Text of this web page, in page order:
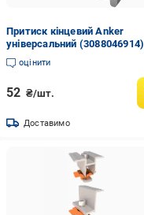
Притиск кінцевий Anker
універсальний (3088046914)
оцінити
52 ₴/шт.
Доставимо